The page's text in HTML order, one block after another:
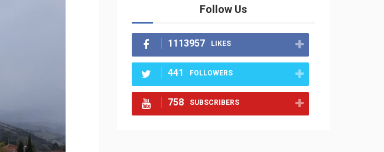
Follow Us
1113957 LIKES
441 FOLLOWERS
758 SUBSCRIBERS